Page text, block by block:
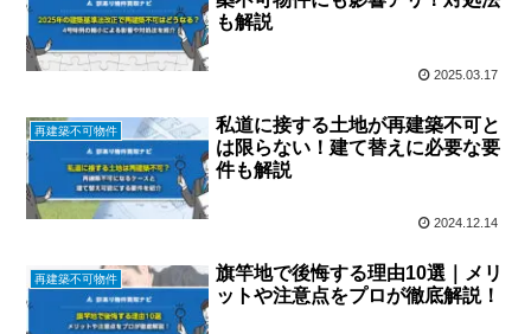
も解説
2025.03.17
再建築不可物件
私道に接する土地が再建築不可と
は限らない！建て替えに必要な要
件も解説
2024.12.14
再建築不可物件
旗竿地で後悔する理由10選｜メリ
ットや注意点をプロが徹底解説！